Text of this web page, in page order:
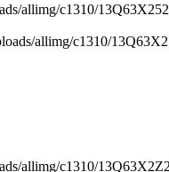
allimg/c1310/
allimg/c1310/
allimg/c1310/